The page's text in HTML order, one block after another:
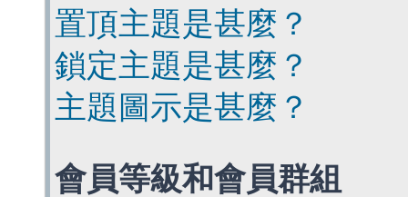
置頂主題是甚麼？
鎖定主題是甚麼？
主題圖示是甚麼？
會員等級和會員群組